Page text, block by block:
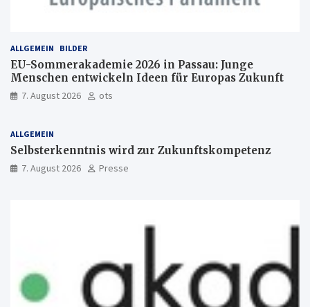
ALLGEMEIN BILDER
EU-Sommerakademie 2026 in Passau: Junge
Menschen entwickeln Ideen für Europas Zukunft
7. August 2026 ots
ALLGEMEIN
Selbsterkenntnis wird zur Zukunftskompetenz
7. August 2026 Presse